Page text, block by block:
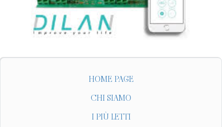
HOME PAGE
CHI SIAMO
I PIÙ LETTI